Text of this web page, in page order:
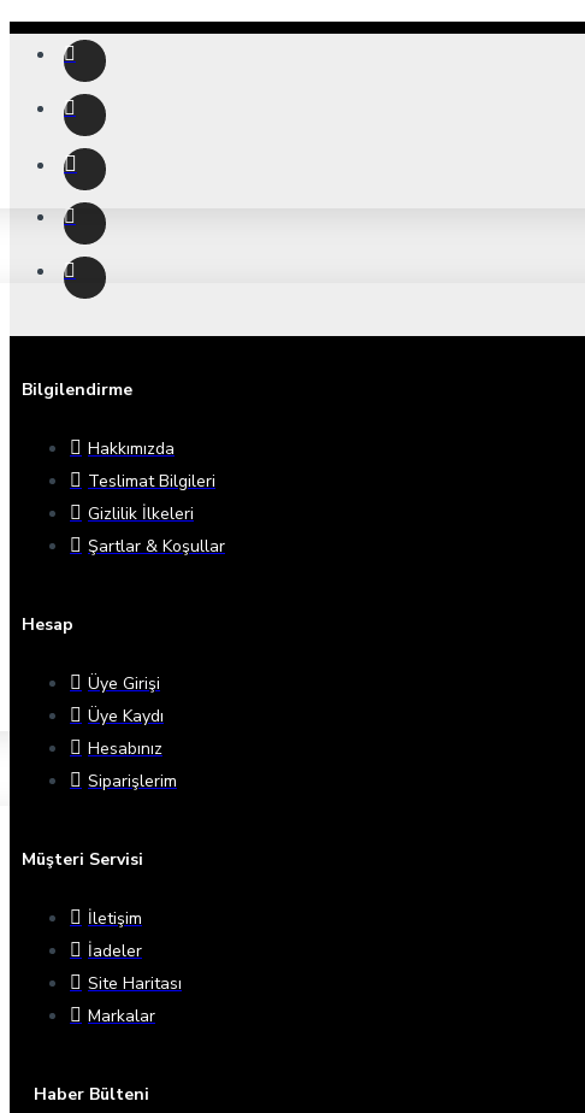
Bilgilendirme
Hakkımızda
Teslimat Bilgileri
Gizlilik İlkeleri
Şartlar & Koşullar
Hesap
Üye Girişi
Üye Kaydı
Hesabınız
Siparişlerim
Müşteri Servisi
İletişim
İadeler
Site Haritası
Markalar
Haber Bülteni